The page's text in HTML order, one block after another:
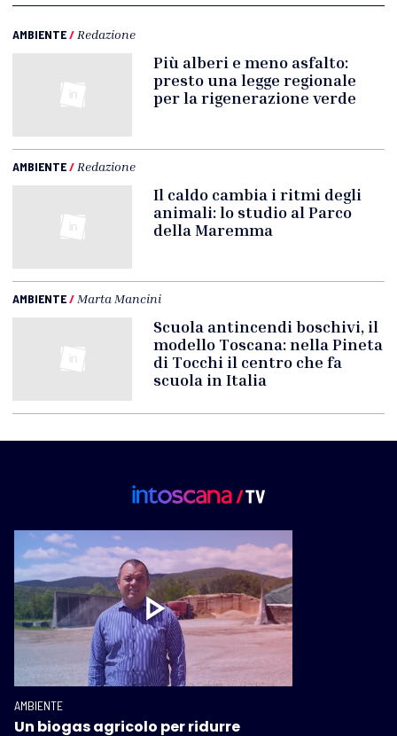
AMBIENTE/ Redazione
Più alberi e meno asfalto:
presto una legge regionale
per la rigenerazione verde
AMBIENTE/ Redazione
Il caldo cambia i ritmi degli
animali: lo studio al Parco
della Maremma
AMBIENTE/ Marta Mancini
Scuola antincendi boschivi, il
modello Toscana: nella Pineta
di Tocchi il centro che fa
scuola in Italia
AMBIENTE
Un biogas agricolo per ridurre